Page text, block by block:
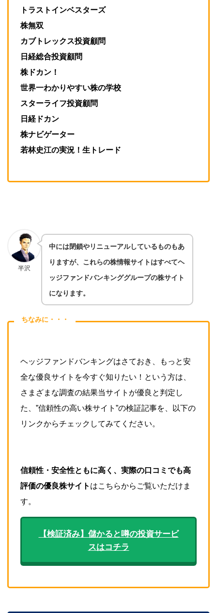
トラストインベスターズ
株無双
カブトレックス投資顧問
日経総合投資顧問
株ドカン！
世界一わかりやすい株の学校
スターライフ投資顧問
日経ドカン
株ナビゲーター
若林史江の実況！生トレード
半沢
中には閉鎖やリニューアルしているものもあ
りますが、これらの株情報サイトはすべてヘ
ッジファンドバンキンググループの株サイト
になります。
ちなみに・・・
ヘッジファンドバンキングはさておき、もっと安
全な優良サイトを今すぐ知りたい！という方は、
さまざまな調査の結果当サイトが優良と判定し
た、”信頼性の高い株サイト”の検証記事を、以下の
リンクからチェックしてみてください。
信頼性・安全性ともに高く、実際の口コミでも高
評価の優良株サイト はこちらからご覧いただけま
す。
【検証済み】儲かると噂の投資サービ
スはコチラ